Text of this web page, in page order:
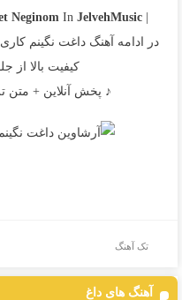
| Download Song
NeginomIn JelvehMusic |
در ادامه آهنگ داغت نگینم کاری
کیفیت بالا از
♪ پخش آنلاین + متن
تک آهنگ
آهنگ های داغ